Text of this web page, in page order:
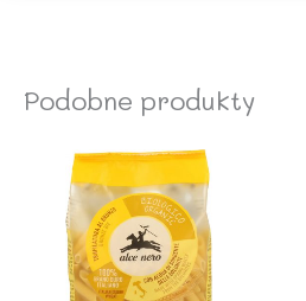
Podobne produkty